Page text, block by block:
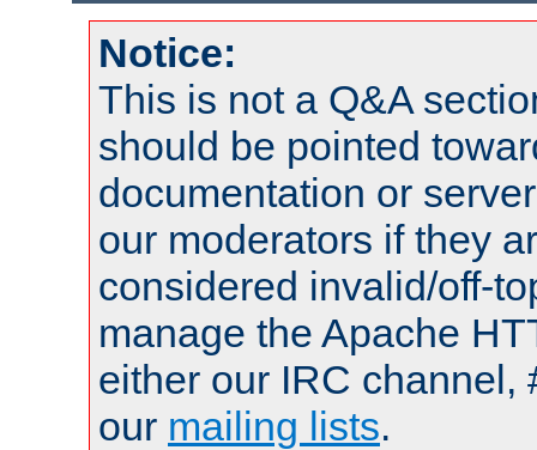
Notice:
This is not a Q&A
should be pointed
documentation or
our moderators if they
considered invalid/off-
manage the Apache
either our IRC channel,
our mailing lists.